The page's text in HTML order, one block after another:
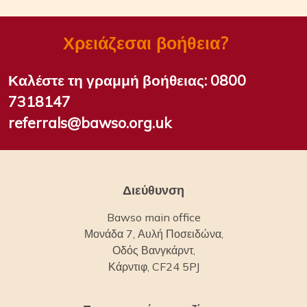
Χρειάζεσαι βοήθεια?
Καλέστε τη γραμμή βοήθειας: 0800
7318147
referrals@bawso.org.uk
Διεύθυνση
Bawso main office
Μονάδα 7, Αυλή Ποσειδώνα,
Οδός Βανγκάρντ,
Κάρντιφ, CF24 5PJ